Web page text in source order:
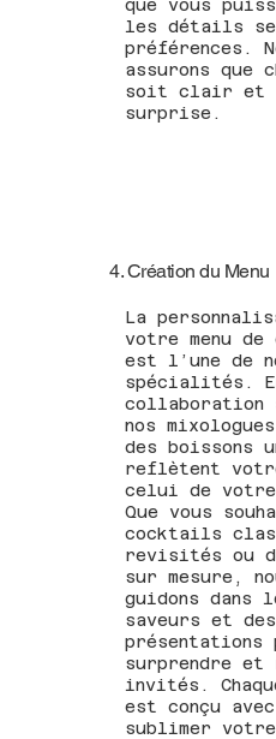
que vous
les détails
préférences.
assurons que
soit clair et
surprise.
4. Création du Menu
La
votre menu
est l’une de
spécialités.
collaboration
nos
des boissons
reflètent
celui de votre
Que vous
cocktails
revisités ou
sur mesure,
guidons dans
saveurs et des
présentations
surprendre
invités.
est conçu
sublimer